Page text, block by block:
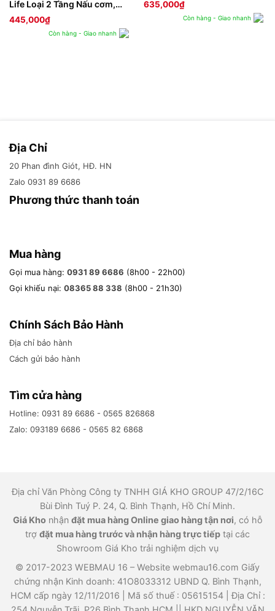
– Chất liệu: nhựa cao cấp + hộp inox chống rỉ SUS
304
– Điện áp: 220V – 50Hz
– Không rửa hay ngâm đáy phần điện vào nước
– Tránh xa tầm tay trẻ em
Không chạm vào phần kim loại dưới đáy và thân
– 01 dây nguồn tiêu chuẩn việt nam 2 chân
– 01 túi đựng
– 01 Bộ đũa thìa inox có hộp sạch sẽ
– Chất liệu ngăn chứa thực phẩm đảm bảo sức
khỏe người sử dụng, tách rời khỏi hộp nên dễ vệ
sinh.
* CÔNG DỤNG CỦA SẢN PHẨM:
– Dùng để nấu cơm, nấu chín thức ăn, hấp, luộc,
hâm nóng nhanh đồ ăn
Life Loại 2 Tầng Nấu cơm,
nấu thức ăn, hâm nóng đồ ăn
Bh12 tháng
445,000₫
Còn hàng - Giao nhanh
quà
635,000₫
Còn hàng - Giao nhanh
Địa Chỉ
20 Phan đình Giót, HĐ. HN
Zalo 0931 89 6686
Phương thức thanh toán
Mua hàng
Gọi mua hàng: 0931 89 6686 (8h00 - 22h00)
Gọi khiếu nại: 08365 88 338 (8h00 - 21h30)
Chính Sách Bảo Hành
Địa chỉ bảo hành
Cách gửi bảo hành
Tìm cửa hàng
Hotline: 0931 89 6686 - 0565 826868
Zalo: 093189 6686 - 0565 82 6868
Địa chỉ Văn Phòng Công ty TNHH GIÁ KHO GROUP 47/2/16C
Bùi Đình Tuý P. 24, Q. Bình Thạnh, Hồ Chí Minh.
Giá Khonhận đặt mua hàng Online giao hàng tận nơi, có hỗ
trợ đặt mua hàng trước và nhận hàng trực tiếp tại các
Showroom Giá Kho trải nghiệm dịch vụ
© 2017-2023 WEBMAU 16 – Website webmau16.com Giấy
chứng nhận Kinh doanh: 41O8033312 UBND Q. Bình Thạnh,
HCM cấp ngày 12/11/2016 | Mã số thuế : 05615154 | Địa Chỉ :